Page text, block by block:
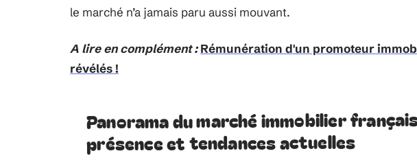
le marché n’a jamais paru aussi mouvant.
A lire en complément : Rémunération d'un promoteur
révélés !
Panorama du marché immobilier
présence et tendances actuelles